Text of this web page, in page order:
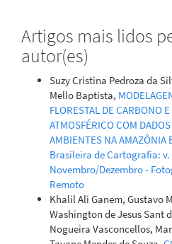
Israel Pedro Dias Ribeiro, Mônica
Silva Gomes(2024)
Região da Chapada
fragilidades e estratégias de
Econômico e Socioambiental,
10.7213/
Sarah Moura Batista dos
António Vieira (2021)
Research on Wildfires and
Three Decades: A Bibliometric
Artigos mais lidos
autor(es)
Suzy Cristina Pedroza da
Mello Baptista,
FLORESTAL DE CARBONO
ATMOSFÉRICO COM
AMBIENTES NA AMAZÔNIA
Brasileira de Cartografia: v.
Novembro/Dezembro -
Remoto
Khalil Ali Ganem, Gustavo
Washington de Jesus Sant
Nogueira Vasconcellos,